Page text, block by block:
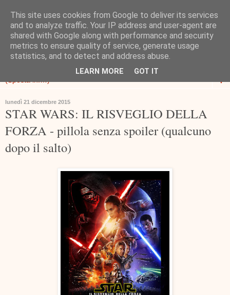
▼
lunedì 21 dicembre 2015
STAR WARS: IL RISVEGLIO DELLA
FORZA - pillola senza spoiler (qualcuno
dopo il salto)
This site uses cookies from Google to deliver its services
and to analyze traffic. Your IP address and user-agent are
shared with Google along with performance and security
metrics to ensure quality of service, generate usage
statistics, and to detect and address abuse.
LEARN MORE GOT IT